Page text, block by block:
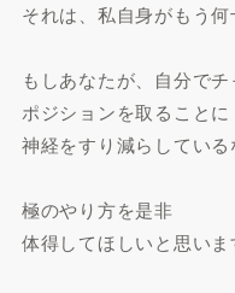
それは、私自身がもう何
もしあなたが、自分で
ポジションを取ること
神経をすり減らしている
極のやり方を是非
体得してほしいと思いま